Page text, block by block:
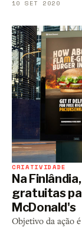
10 SET 2020
CRIATIVIDADE
Na
gratuitas
McDonald's
Objetivo da ação